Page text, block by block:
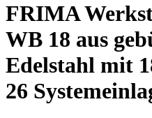
FRIMA
WB 18 aus
Edelstahl mit
26